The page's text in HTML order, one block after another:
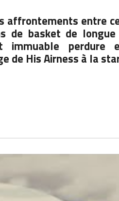
affrontements entre
de basket de
immuable perdure
de His Airness à la